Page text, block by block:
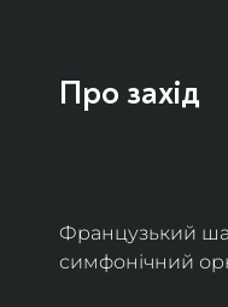
Про захід
Французький
симфонічний